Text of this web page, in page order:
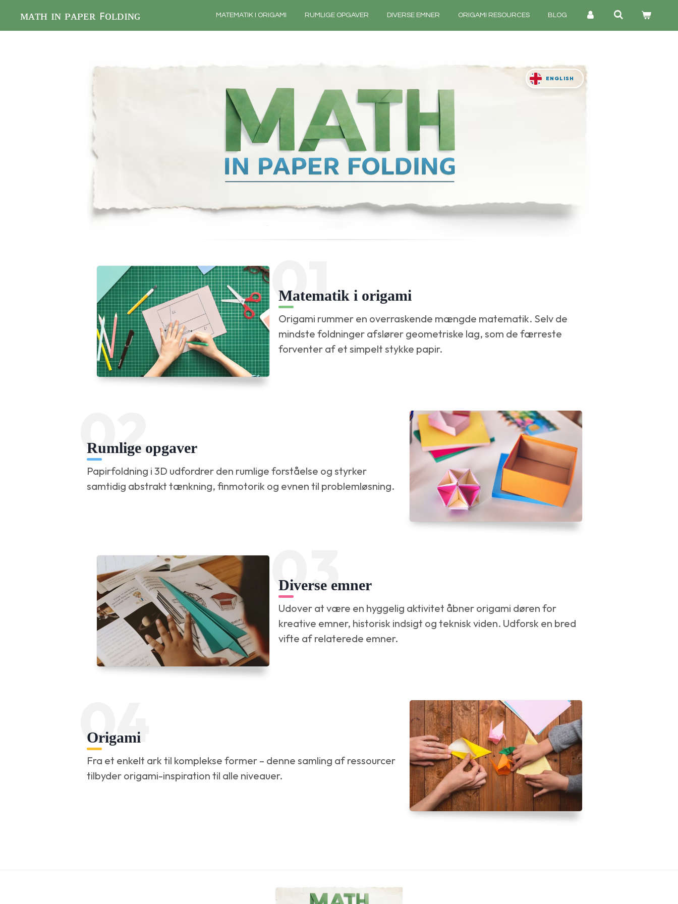
Spring
til
ᴍᴀᴛʜ ɪɴ ᴘᴀᴘᴇʀ ꜰᴏʟᴅɪɴɢ MATEMATIK I ORIGAMI RUMLIGE OPGAVER DIVERSE EMNER ORIGAMI RESOURCES BLOG
ENGLISH
01
Matematik i origami
Origami rummer en overraskende mængde matematik. Selv de
mindste foldninger afslører geometriske lag, som de færreste
forventer af et simpelt stykke papir.
02
Rumlige opgaver
Papirfoldning i 3D udfordrer den rumlige forståelse og styrker
samtidig abstrakt tænkning, finmotorik og evnen til problemløsning.
03
Diverse emner
Udover at være en hyggelig aktivitet åbner origami døren for
kreative emner, historisk indsigt og teknisk viden. Udforsk en bred
vifte af relaterede emner.
04
Origami
Fra et enkelt ark til komplekse former – denne samling af ressourcer
tilbyder origami-inspiration til alle niveauer.